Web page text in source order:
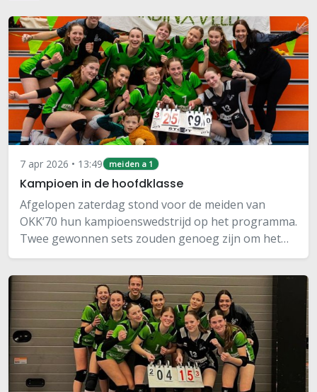
7 apr 2026 • 13:49 meiden a 1
Kampioen in de hoofdklasse
Afgelopen zaterdag stond voor de meiden van
OKK’70 hun kampioenswedstrijd op het programma.
Twee gewonnen sets zouden genoeg zijn om het
kampioenschap binnen te halen. 🤩 Het beloofde
een leuke wedstrijd te worden, want ze moesten
namelijk…